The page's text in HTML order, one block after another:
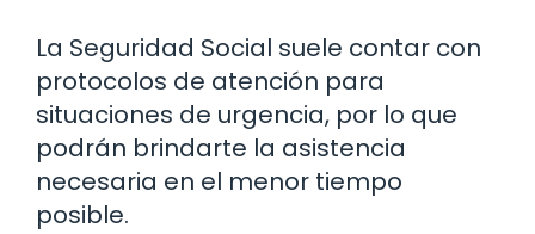
La Seguridad Social suele contar con
protocolos de atención para
situaciones de urgencia, por lo que
podrán brindarte la asistencia
necesaria en el menor tiempo
posible.